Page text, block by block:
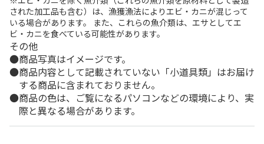
された加工品も含む）は、漁獲漁法によりエビ・カニが混じって
いる場合があります。 また、これらの魚介類は、エサとしてエ
ビ・カニを食べている可能性があります。
その他
商品写真はイメージです。
商品内容として記載されていない「小道具類」はお届け
する商品に含まれておりません。
商品の色は、ご覧になるパソコンなどの環境により、実
際と異なる場合があります。